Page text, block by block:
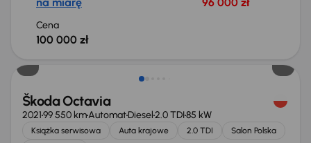
Cena
100 000 zł
Škoda Octavia
202199 550 kmAutomatDiesel2.0 TDI85 kW
Książka serwisowa Auta krajowe 2.0 TDI
Salon Polska